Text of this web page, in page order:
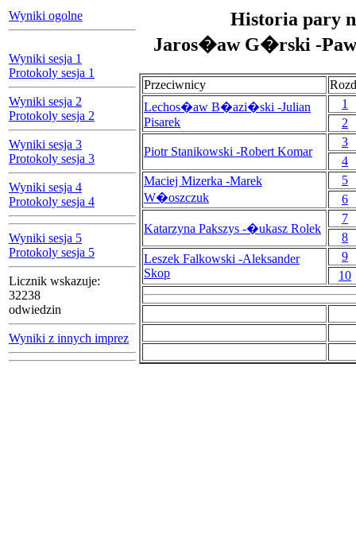
Wyniki ogolne
Wyniki sesja 1
Protokoly sesja 1
Wyniki sesja 2
Protokoly sesja 2
Wyniki sesja 3
Protokoly sesja 3
Wyniki sesja 4
Protokoly sesja 4
Wyniki sesja 5
Protokoly sesja 5
Licznik wskazuje:
32238
odwiedzin
Wyniki z innych imprez
Historia pary
Jaros�aw G�rski -
Przeciwnicy
Lechos�aw B�azi�ski -Julian
Pisarek
1
2
Piotr Stanikowski -Robert Komar
3
4
Maciej Mizerka -Marek
W�oszczuk
5
6
Katarzyna Pakszys -�ukasz Rolek
7
8
Leszek Falkowski -Aleksander
Skop
9
10